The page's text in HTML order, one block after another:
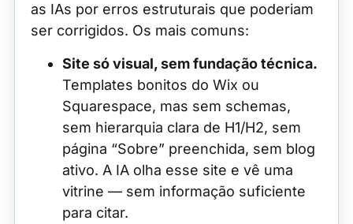
as IAs por erros estruturais que poderiam
ser corrigidos. Os mais comuns:
Site só visual, sem fundação técnica.
Templates bonitos do Wix ou
Squarespace, mas sem schemas,
sem hierarquia clara de H1/H2, sem
página “Sobre” preenchida, sem blog
ativo. A IA olha esse site e vê uma
vitrine — sem informação suficiente
para citar.